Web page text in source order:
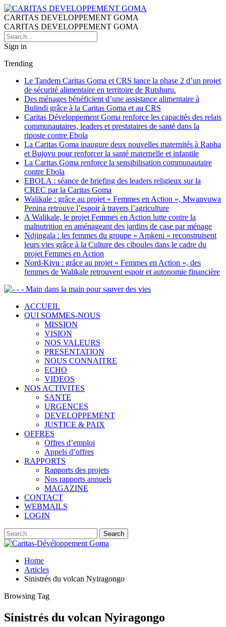
CARITAS DEVELOPPEMENT GOMA
CARITAS DEVELOPPEMENT GOMA
Sign in
Trending
Le Tandem Caritas Goma et CRS lance la phase 2 d’un projet
de sécurité alimentaire en territoire de Rutshuru.
Des ménages bénéficient d’une assistance alimentaire à
Bulindi grâce à la Caritas Goma et au CRS
Caritas Développement Goma renforce les capacités des relais
communautaires, leaders et prestataires de santé dans la
riposte contre Ebola
La Caritas Goma inaugure deux nouvelles maternités à Rapha
et Bujovu pour renforcer la santé maternelle et infantile
La Caritas Goma renforce la sensibilisation communautaire
contre Ebola
EBOLA : séance de briefing des leaders religieux sur la
CREC par la Caritas Goma
Walikale : grâce au projet « Femmes en Action », Mwanvuwa
Penina retrouve l’espoir à travers l’agriculture
A Walikale, le projet Femmes en Action lutte contre la
malnutrition en aménageant des jardins de case par ménage
Ndjingala : les femmes du groupe « Amkeni » reconstruisent
leurs vies grâce à la Culture des ciboules dans le cadre du
projet Femmes en Action
Nord-Kivu : grâce au projet « Femmes en Action », des
femmes de Walikale retrouvent espoir et autonomie financière
- - Main dans la main pour sauver des vies
ACCUEIL
QUI SOMMES-NOUS
MISSION
VISION
NOS VALEURS
PRESENTATION
NOUS CONNAITRE
ECHO
VIDEOS
NOS ACTIVITES
SANTE
URGENCES
DEVELOPPEMENT
JUSTICE & PAIX
OFFRES
Offres d’emploi
Appels d’offres
RAPPORTS
Rapports des projets
Nos rapports annuels
MAGAZINE
CONTACT
WEBMAILS
LOGIN
Home
Articles
Sinistrés du volcan Nyiragongo
Browsing Tag
Sinistrés du volcan Nyiragongo